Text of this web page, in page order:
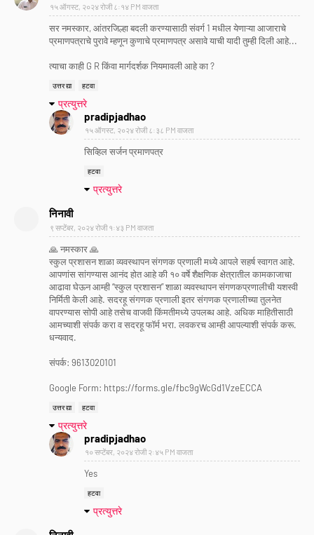
१५ ऑगस्ट, २०२४ रोजी ८:१४ PM वाजता
सर नमस्कार, आंतरजिल्हा बदली करण्यासाठी संवर्ग 1 मधील येणाऱ्या आजाराचे
प्रमाणपत्राचे पुरावे म्हणून कुणाचे प्रमाणपत्र असावे याची यादी तुम्ही दिली आहे...
त्याचा काही G R किंवा मार्गदर्शक नियमावली आहे का ?
उत्तर द्या हटवा
प्रत्युत्तरे
pradipjadhao
१५ ऑगस्ट, २०२४ रोजी ८:३८ PM वाजता
सिव्हिल सर्जन प्रमाणपत्र
हटवा
प्रत्युत्तरे
निनावी
९ सप्टेंबर, २०२४ रोजी १:४३ PM वाजता
🙏 नमस्कार 🙏
स्कुल प्रशासन शाळा व्यवस्थापन संगणक प्रणाली मध्ये आपले सहर्ष स्वागत आहे.
आपणांस सांगण्यास आनंद होत आहे की १० वर्षे शैक्षणिक क्षेत्रातील कामकाजाचा
आढावा घेऊन आम्ही “स्कुल प्रशासन” शाळा व्यवस्थापन संगणकप्रणालीची यशस्वी
निर्मिती केली आहे. सदरहू संगणक प्रणाली इतर संगणक प्रणालीच्या तुलनेत
वापरण्यास सोपी आहे तसेच वाजवी किंमतीमध्ये उपलब्ध आहे. अधिक माहितीसाठी
आमच्याशी संपर्क करा व सदरहू फॉर्म भरा. लवकरच आम्ही आपल्याशी संपर्क करू.
धन्यवाद.
संपर्क: 9613020101
Google Form: https://forms.gle/fbc9gWcGd1VzeECCA
उत्तर द्या हटवा
प्रत्युत्तरे
pradipjadhao
१० सप्टेंबर, २०२४ रोजी २:४५ PM वाजता
Yes
हटवा
प्रत्युत्तरे